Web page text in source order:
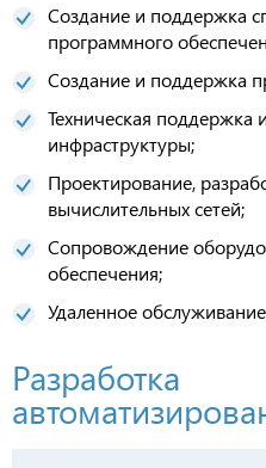
Создание и поддержка
программного
Создание и поддержка
Техническая
инфраструктуры;
Проектирование,
вычислительных сетей;
Сопровождение
обеспечения;
Удаленное
Разработка